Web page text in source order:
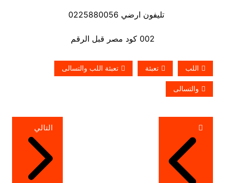
تليفون ارضي 0225880056
002 كود مصر قبل الرقم
اللب تعبئة تعبئة اللب والتسالى
والتسالى
تصفّح
المقالات
التالي